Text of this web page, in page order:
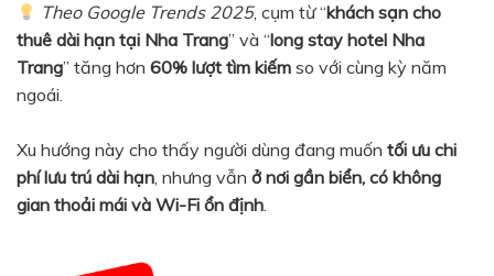
Theo Google Trends 2025, cụm từ “khách sạn cho
thuê dài hạn tại Nha Trang” và “long stay hotel Nha
Trang” tăng hơn 60% lượt tìm kiếm so với cùng kỳ năm
ngoái.
Xu hướng này cho thấy người dùng đang muốn tối ưu chi
phí lưu trú dài hạn, nhưng vẫn ở nơi gần biển, có không
gian thoải mái và Wi-Fi ổn định.